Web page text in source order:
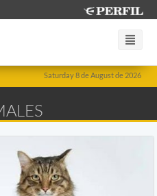
Saturday 8 de August de 2026